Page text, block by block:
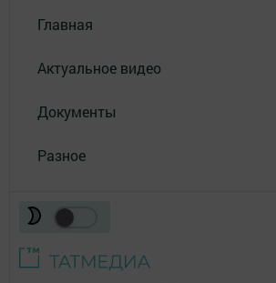
Главная
Актуальное видео
Документы
Разное